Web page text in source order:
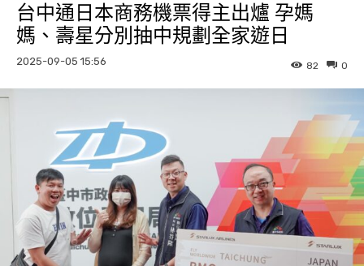
台中通日本商務機票得主出爐 孕媽
媽、壽星分別抽中規劃全家遊日
2025-09-05 15:56 0
82